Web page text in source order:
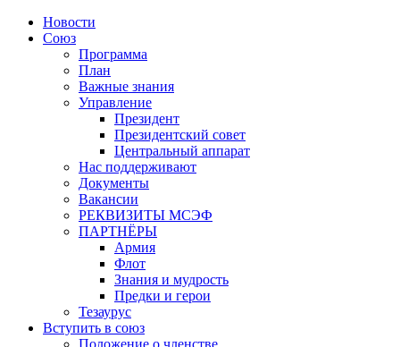
Новости
Союз
Программа
План
Важные знания
Управление
Президент
Президентский совет
Центральный аппарат
Нас поддерживают
Документы
Вакансии
РЕКВИЗИТЫ МСЭФ
ПАРТНЁРЫ
Армия
Флот
Знания и мудрость
Предки и герои
Тезаурус
Вступить в союз
Положение о членстве